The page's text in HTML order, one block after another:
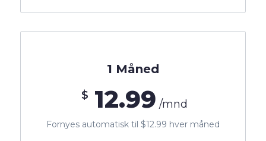
1 Måned
$ 12.99 /mnd
Fornyes automatisk til $12.99 hver måned